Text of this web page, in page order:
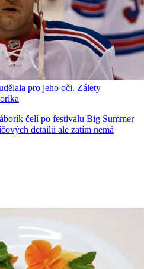
pro jeho oči. Zálety
čelí po festivalu Big Summer
detailů ale zatím nemá